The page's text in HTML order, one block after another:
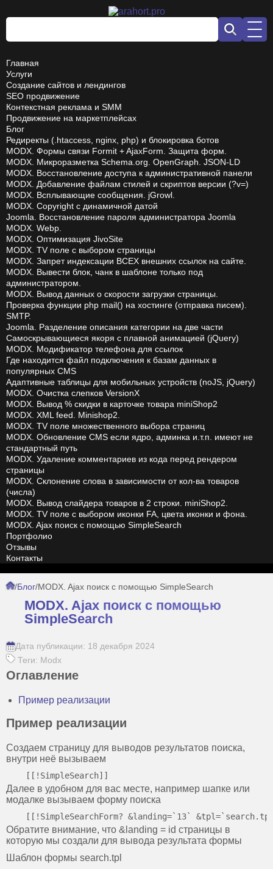
Главная
Услуги
Создание сайтов и лендингов
SEO продвижение
Контекстная реклама и SMM
Продвижение на маркетплейсах
Блог
Редиректы (.htaccess, nginx, php) и блокировка ботов
MODX. Формы связи Formit + AjaxForm. Защита форм.
MODX. Микроразметка Schema.org. OpenGraph. JSON-LD
MODX. Восстановление доступа к административной панели
MODX. Добавление файлам стилей и скриптов версии (?v=)
MODX. Всплывающие сообщения. jGrowl.
MODX. Copyright с динамичной датой
Joomla. Восстановление пароля администратора Joomla
MODX. Webp.
MODX. Оптимизация JivoSite
MODX. TV поле с выбором страницы
MODX. Запрет индексации ВСЕХ внешних ссылок на сайте.
MODX. Вывести блок, чанк в шаблоне только под
администратором.
MODX. Вывод данных о скорости загрузки страницы.
Проверка функции php mail() на хостинге (отправка писем).
SMTP.
Joomla. Разделение описания категории на две части
Самоскрывающиеся якоря с плавной анимацией (jQuery)
MODX. Модификатор телефона для ссылок
Где находится файл подключения к базам данных в
популярных CMS
Адаптивные таблицы для мобильных устройств (noJS, jQuery)
MODX. Очистка слепков VersionX
MODX. Вывод % скидки в карточке товара miniShop2
MODX. XML feed. Minishop2.
MODX. TV поле множественного выбора страниц
MODX. Обновление CMS если ядро, админка и.т.п. имеют не
стандартный путь
MODX. Удаление комментариев из кода перед рендером
страницы
MODX. Склонение слова в зависимости от кол-ва товаров
(числа)
MODX. Вывод слайдера товаров в 2 строки. miniShop2.
MODX. TV поле с выбором иконки FA, цвета иконки и фона.
MODX. Ajax поиск с помощью SimpleSearch
Портфолио
Отзывы
Контакты
/Блог/MODX. Ajax поиск с помощью SimpleSearch
MODX. Ajax поиск с помощью
SimpleSearch
Дата публикации: 18 декабря 2024
Теги: Modx
Оглавление
Пример реализации
Пример реализации
Создаем страницу для выводов результатов поиска,
внутри неё вызываем
Далее в удобном для вас месте, например шапке или
модалке вызываем форму поиска
Обратите внимание, что &landing = id страницы в
которую мы создали для вывода результата формы
Шаблон формы search.tpl